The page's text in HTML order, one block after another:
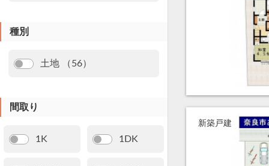
種別
土地 （56）
間取り
1K 1DK
新築戸建